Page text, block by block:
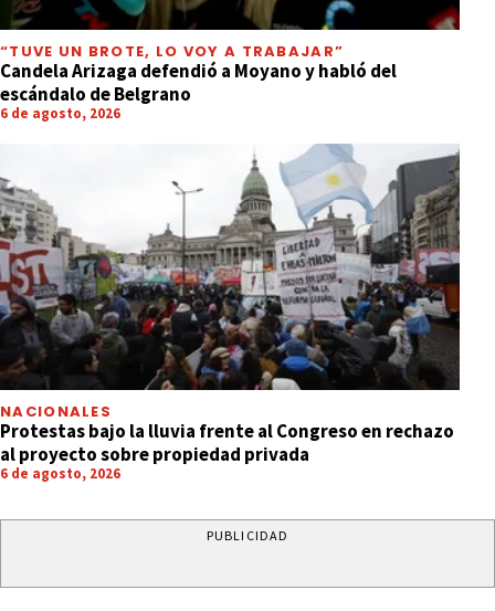
“TUVE UN BROTE, LO VOY A TRABAJAR”
Candela Arizaga defendió a Moyano y habló del
escándalo de Belgrano
6 de agosto, 2026
NACIONALES
Protestas bajo la lluvia frente al Congreso en rechazo
al proyecto sobre propiedad privada
6 de agosto, 2026
PUBLICIDAD